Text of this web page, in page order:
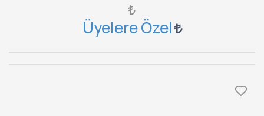
₺
Üyelere Özel